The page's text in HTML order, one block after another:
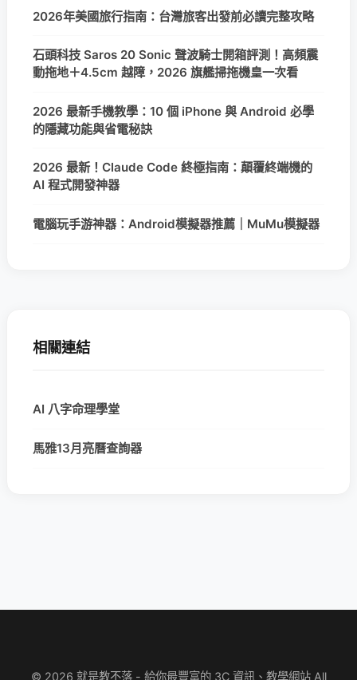
2026年美國旅行指南：台灣旅客出發前必讀完整攻略
石頭科技 Saros 20 Sonic 聲波騎士開箱評測！高頻震
動拖地＋4.5cm 越障，2026 旗艦掃拖機皇一次看
2026 最新手機教學：10 個 iPhone 與 Android 必學
的隱藏功能與省電秘訣
2026 最新！Claude Code 終極指南：顛覆終端機的
AI 程式開發神器
電腦玩手游神器：Android模擬器推薦｜MuMu模擬器
相關連結
AI 八字命理學堂
馬雅13月亮曆查詢器
© 2026 就是教不落 - 給你最豐富的 3C 資訊、教學網站 All